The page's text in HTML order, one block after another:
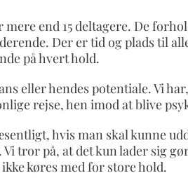
end 15 deltagere. De
Der er tid og plads til
på hvert hold.
eller hendes potentiale. Vi
rejse, hen imod at blive
hvis man skal kunne
tror på, at det kun lader sig
køres med for store hold.